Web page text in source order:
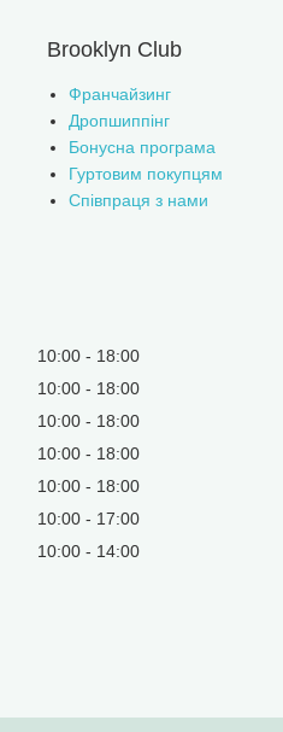
Brooklyn Club
Франчайзинг
Дропшиппінг
Бонусна програма
Гуртовим покупцям
Співпраця з нами
10:00
18:00
10:00
18:00
10:00
18:00
10:00
18:00
10:00
18:00
10:00
17:00
10:00 14:00